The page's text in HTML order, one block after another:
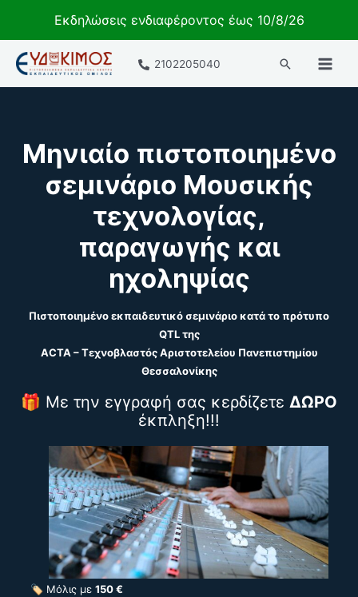
Εκδηλώσεις ενδιαφέροντος έως 10/8/26
Μετάβαση
στο
περιεχόμενο
2102205040 Αναζήτηση
Μηνιαίο πιστοποιημένο
σεμινάριο Μουσικής
τεχνολογίας,
παραγωγής και
ηχοληψίας
Πιστοποιημένο εκπαιδευτικό σεμινάριο κατά το πρότυπο
QTL της
ACTA – Τεχνοβλαστός Αριστοτελείου Πανεπιστημίου
Θεσσαλονίκης
🎁 Με την εγγραφή σας κερδίζετε ΔΩΡΟ
έκπληξη!!!
🏷️ Μόλις με 150 €